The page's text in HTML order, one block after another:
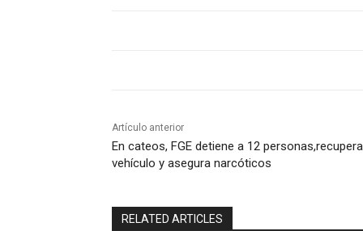
Artículo anterior
En cateos, FGE detiene a 12 personas,recupera
vehículo y asegura narcóticos
RELATED ARTICLES